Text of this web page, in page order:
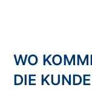
WO
DIE